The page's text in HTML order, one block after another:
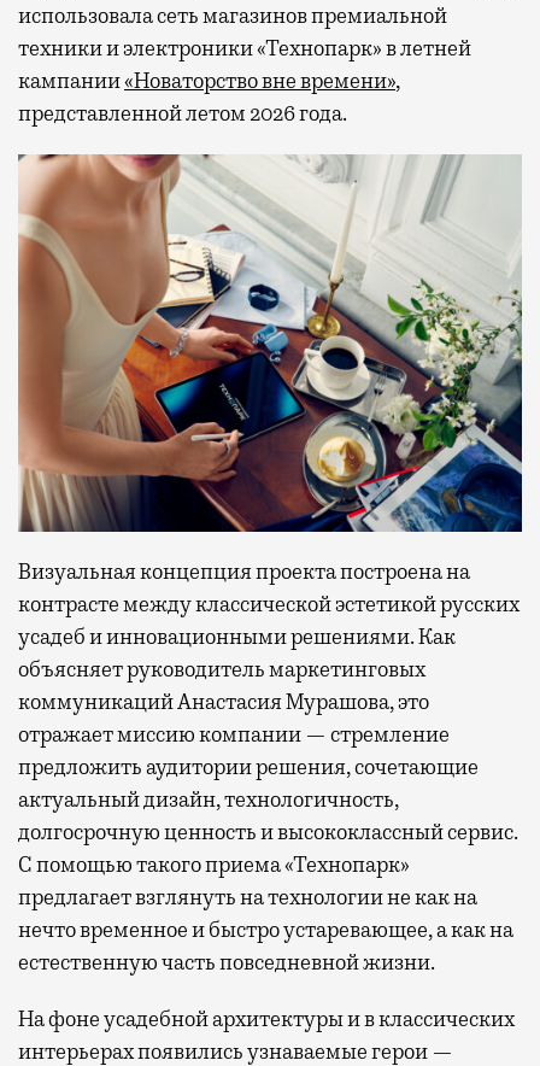
использовала сеть магазинов премиальной
техники и электроники «Технопарк» в летней
кампании«Новаторство вне времени»,
представленной летом 2026 года.
Визуальная концепция проекта построена на
контрасте между классической эстетикой русских
усадеб и инновационными решениями. Как
объясняет руководитель маркетинговых
коммуникаций Анастасия Мурашова, это
отражает миссию компании — стремление
предложить аудитории решения, сочетающие
актуальный дизайн, технологичность,
долгосрочную ценность и высококлассный сервис.
С помощью такого приема «Технопарк»
предлагает взглянуть на технологии не как на
нечто временное и быстро устаревающее, а как на
естественную часть повседневной жизни.
На фоне усадебной архитектуры и в классических
интерьерах появились узнаваемые герои —